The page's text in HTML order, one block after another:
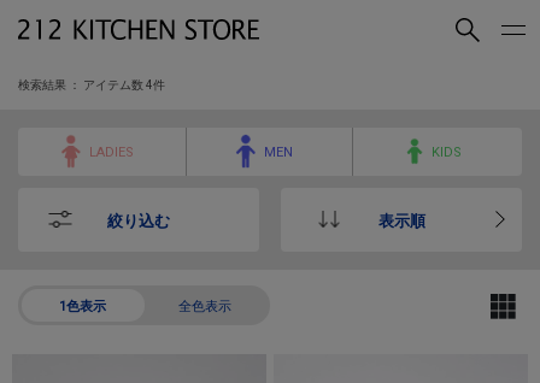
買いもの
会社概要 採用情報
212 KITCHEN STORE 公式SNSアカウント
検索結果 ： アイテム数 4件
LADIES MEN KIDS
絞り込む 表示順
1色表示 全色表示